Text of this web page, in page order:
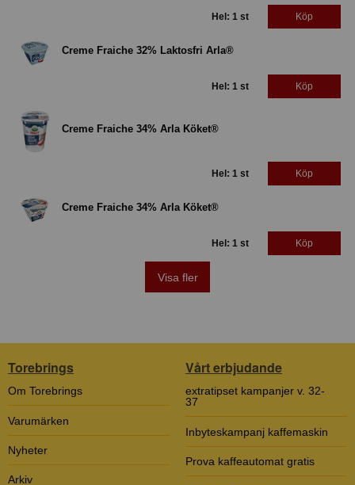
Hel: 1 st Köp
Creme Fraiche 32% Laktosfri Arla®
Hel: 1 st Köp
Creme Fraiche 34% Arla Köket®
Hel: 1 st Köp
Creme Fraiche 34% Arla Köket®
Hel: 1 st Köp
Visa fler
Torebrings
Om Torebrings
Varumärken
Nyheter
Arkiv
Vårt erbjudande
extratipset kampanjer v. 32-
37
Inbyteskampanj kaffemaskin
Prova kaffeautomat gratis